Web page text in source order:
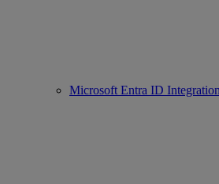
Microsoft Entra ID